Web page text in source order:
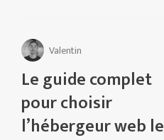
Valentin
Le guide complet
pour choisir
l’hébergeur web le